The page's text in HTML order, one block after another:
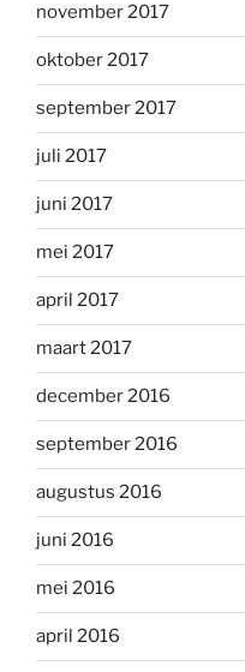
november 2017
oktober 2017
september 2017
juli 2017
juni 2017
mei 2017
april 2017
maart 2017
december 2016
september 2016
augustus 2016
juni 2016
mei 2016
april 2016